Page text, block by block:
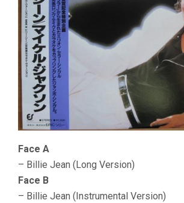
Face A
– Billie Jean (Long Version)
Face B
– Billie Jean (Instrumental Version)